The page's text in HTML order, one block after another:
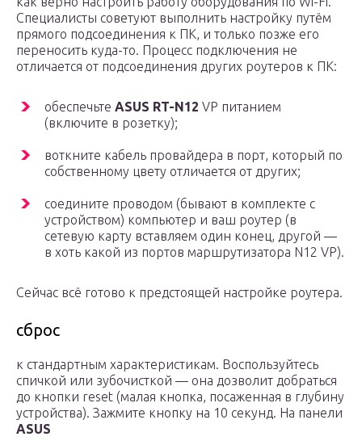
Специалисты советуют выполнить настройку путём
прямого подсоединения к ПК, и только позже его
переносить куда-то. Процесс подключения не
отличается от подсоединения других роутеров к ПК:
обеспечьте ASUS RT-N12 VP питанием
(включите в розетку);
воткните кабель провайдера в порт, который по
собственному цвету отличается от других;
соедините проводом (бывают в комплекте с
устройством) компьютер и ваш роутер (в
сетевую карту вставляем один конец, другой —
в хоть какой из портов маршрутизатора N12 VP).
Сейчас всё готово к предстоящей настройке роутера.
сброс
к стандартным характеристикам. Воспользуйтесь
спичкой или зубочисткой — она дозволит добраться
до кнопки reset (малая кнопка, посаженная в глубину
устройства). Зажмите кнопку на 10 секунд. На панели
ASUS